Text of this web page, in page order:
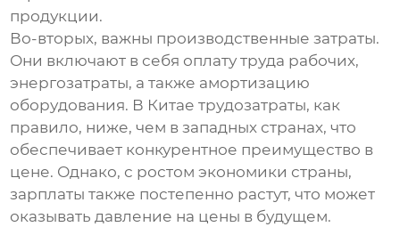
продукции.
Во-вторых, важны производственные затраты.
Они включают в себя оплату труда рабочих,
энергозатраты, а также амортизацию
оборудования. В Китае трудозатраты, как
правило, ниже, чем в западных странах, что
обеспечивает конкурентное преимущество в
цене. Однако, с ростом экономики страны,
зарплаты также постепенно растут, что может
оказывать давление на цены в будущем.